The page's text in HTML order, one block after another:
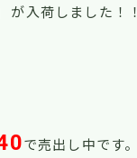
が入荷しました！！
で売出し中です。